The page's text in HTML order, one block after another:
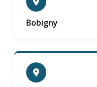
Bobigny